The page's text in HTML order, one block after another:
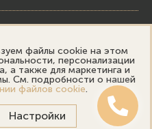
файлы cookie на этом
персонализации
а также для маркетинга и
См. подробности о нашей
файлов cookie.
Настройки